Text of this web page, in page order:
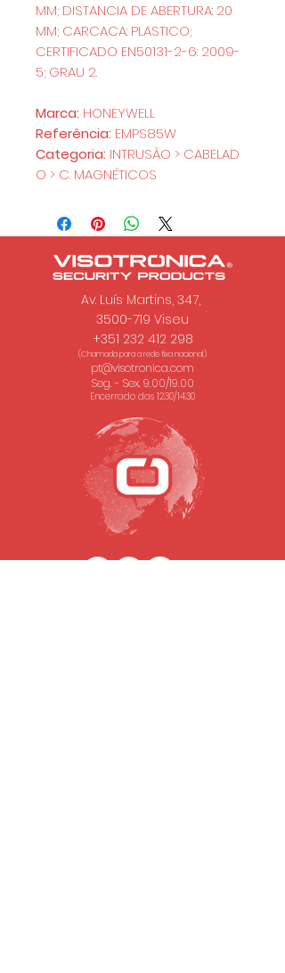
MM; DISTANCIA DE ABERTURA: 20
MM; CARCACA: PLASTICO;
CERTIFICADO EN50131-2-6: 2009-
5; GRAU 2.
Marca: HONEYWELL
Referência: EMPS85W
Categoria: INTRUSÃO > CABELAD
O > C. MAGNÉTICOS
Av. Luís Martins, 347,
3500-719 Viseu
+351 232 412 298
(Chamada para a rede fixa nacional.)
pt@visotronica.com
Seg. - Sex. 9.00/19.00
Encerrado das 12.30/14.30